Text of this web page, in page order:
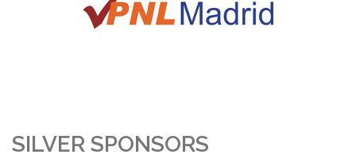
SILVER SPONSORS